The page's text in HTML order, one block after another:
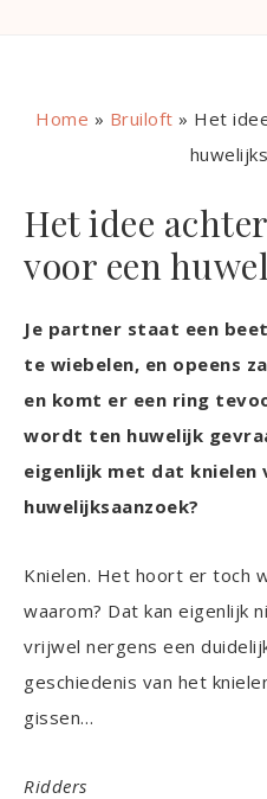
Home » Bruiloft » Het
Het idee
voor een
Je partner staat een
te wiebelen, en opeens
en komt er een ring
wordt ten huwelijk
eigenlijk met dat knielen
huwelijksaanzoek?
Knielen. Het hoort er toch
waarom? Dat kan eigenlijk
vrijwel nergens een
geschiedenis van het
gissen…
Ridders